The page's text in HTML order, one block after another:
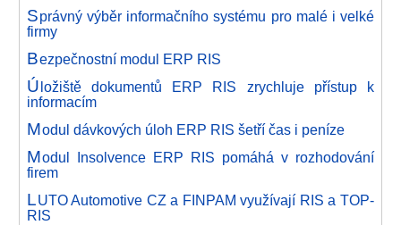
Správný výběr informačního systému pro malé i velké
firmy
Bezpečnostní modul ERP RIS
Úložiště dokumentů ERP RIS zrychluje přístup k
informacím
Modul dávkových úloh ERP RIS šetří čas i peníze
Modul Insolvence ERP RIS pomáhá v rozhodování
firem
LUTO Automotive CZ a FINPAM využívají RIS a TOP-
RIS